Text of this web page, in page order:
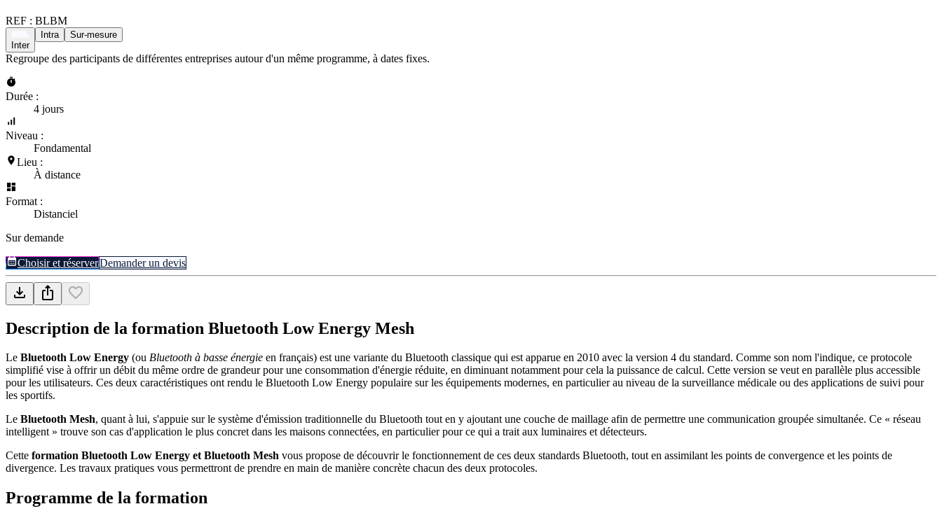
REF : BLBM
Inter
Intra Sur-mesure
Regroupe des participants de différentes entreprises autour d'un même programme, à dates fixes.
Durée :
4 jours
Niveau :
Fondamental
Lieu :
À distance
Format :
Distanciel
Sur demande
Choisir et réserverDemander un devis
Description de la formation Bluetooth Low Energy Mesh
Le Bluetooth Low Energy (ou Bluetooth à basse énergie en français) est une variante du Bluetooth classique qui est apparue en 2010 avec la version 4 du standard. Comme son nom l'indique, ce protocole
simplifié vise à offrir un débit du même ordre de grandeur pour une consommation d'énergie réduite, en diminuant notamment pour cela la puissance de calcul. Cette version se veut en parallèle plus accessible
pour les utilisateurs. Ces deux caractéristiques ont rendu le Bluetooth Low Energy populaire sur les équipements modernes, en particulier au niveau de la surveillance médicale ou des applications de suivi pour
les sportifs.
Le Bluetooth Mesh, quant à lui, s'appuie sur le système d'émission traditionnelle du Bluetooth tout en y ajoutant une couche de maillage afin de permettre une communication groupée simultanée. Ce « réseau
intelligent » trouve son cas d'application le plus concret dans les maisons connectées, en particulier pour ce qui a trait aux luminaires et détecteurs.
Cette formation Bluetooth Low Energy et Bluetooth Mesh vous propose de découvrir le fonctionnement de ces deux standards Bluetooth, tout en assimilant les points de convergence et les points de
divergence. Les travaux pratiques vous permettront de prendre en main de manière concrète chacun des deux protocoles.
Programme de la formation